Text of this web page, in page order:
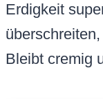
Erdigkeit
Bleibt cremig